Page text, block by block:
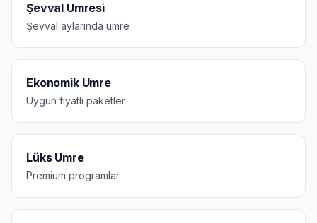
Şevval Umresi
Şevval aylarında umre
Ekonomik Umre
Uygun fiyatlı paketler
Lüks Umre
Premium programlar